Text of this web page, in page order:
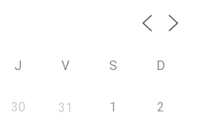
J V S D
30 31 1 2